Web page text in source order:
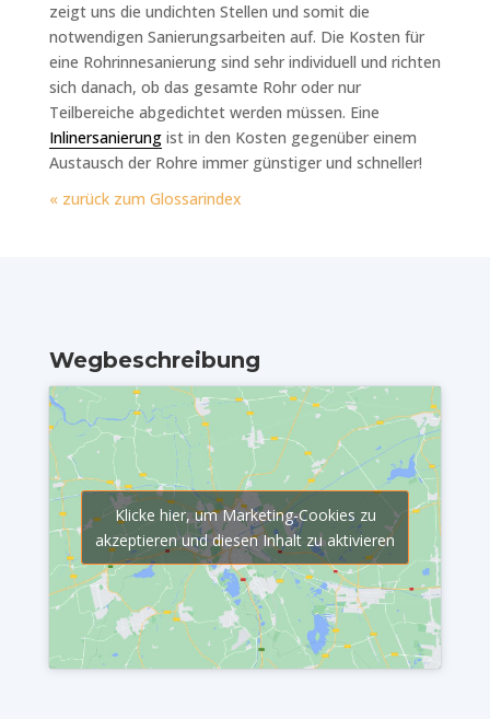
zeigt uns die undichten Stellen und somit die
notwendigen Sanierungsarbeiten auf. Die Kosten für
eine Rohrinnesanierung sind sehr individuell und richten
sich danach, ob das gesamte Rohr oder nur
Teilbereiche abgedichtet werden müssen. Eine
Inlinersanierungist in den Kosten gegenüber einem
Austausch der Rohre immer günstiger und schneller!
« zurück zum Glossarindex
Wegbeschreibung
Klicke hier, um Marketing-Cookies zu
akzeptieren und diesen Inhalt zu aktivieren